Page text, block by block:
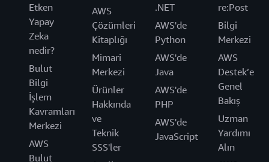
Etken
Yapay
Zeka
nedir?
Bulut
Bilgi
İşlem
Kavramları
Merkezi
AWS
Bulut
AWS
Çözümleri
Kitaplığı
Mimari
Merkezi
Ürünler
Hakkında
ve
Teknik
SSS'ler
.NET
AWS'de
Python
AWS'de
Java
AWS'de
PHP
AWS'de
JavaScript
re:Post
Bilgi
Merkezi
AWS
Destek’e
Genel
Bakış
Uzman
Yardımı
Alın